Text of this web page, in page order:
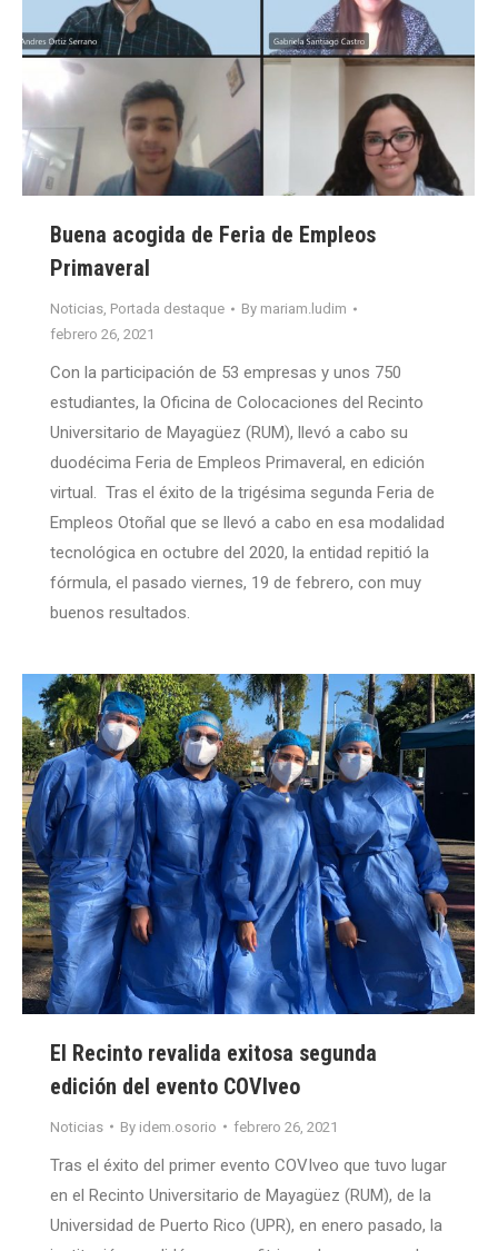
Buena acogida de Feria de Empleos
Primaveral
Noticias, Portada destaque By mariam.ludim
febrero 26, 2021
Con la participación de 53 empresas y unos 750
estudiantes, la Oficina de Colocaciones del Recinto
Universitario de Mayagüez (RUM), llevó a cabo su
duodécima Feria de Empleos Primaveral, en edición
virtual. Tras el éxito de la trigésima segunda Feria de
Empleos Otoñal que se llevó a cabo en esa modalidad
tecnológica en octubre del 2020, la entidad repitió la
fórmula, el pasado viernes, 19 de febrero, con muy
buenos resultados.
El Recinto revalida exitosa segunda
edición del evento COVIveo
Noticias By idem.osorio febrero 26, 2021
Tras el éxito del primer evento COVIveo que tuvo lugar
en el Recinto Universitario de Mayagüez (RUM), de la
Universidad de Puerto Rico (UPR), en enero pasado, la